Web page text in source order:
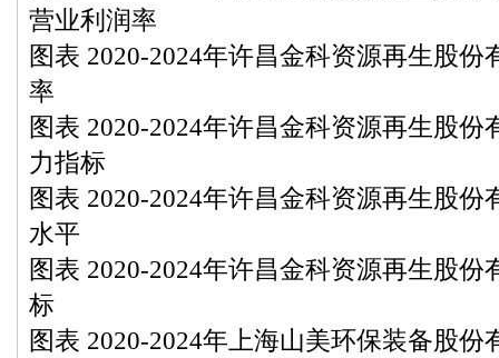
营业利润率
图表 2020-2024年许昌金科资源再生股份
率
图表 2020-2024年许昌金科资源再生股份
力指标
图表 2020-2024年许昌金科资源再生股份
水平
图表 2020-2024年许昌金科资源再生股份
标
图表 2020-2024年上海山美环保装备股份